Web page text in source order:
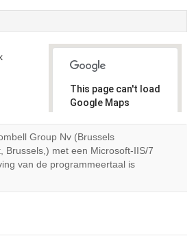
This page can't load
Google Maps
Do you
website?
OK
Group Nv (Brussels
Brussels,) met een Microsoft-IIS/7
van de programmeertaal is